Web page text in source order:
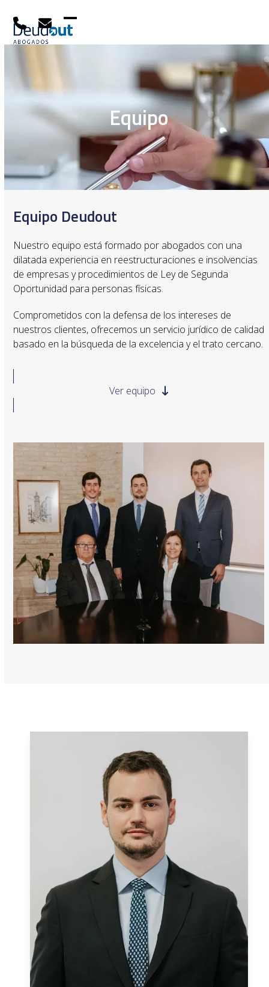
content
Open
Close
Equipo
Equipo Deudout
Nuestro equipo está formado por abogados con una
dilatada experiencia en reestructuraciones e insolvencias
de empresas y procedimientos de Ley de Segunda
Oportunidad para personas físicas.
Comprometidos con la defensa de los intereses de
nuestros clientes, ofrecemos un servicio jurídico de calidad
basado en la búsqueda de la excelencia y el trato cercano.
Ver equipo